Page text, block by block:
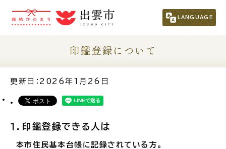
LANGUAGE
市民の方 （くらし・行政・議会）
事業者の方
観光される方
移住・定住をお考えの方
For Foreigners
印鑑登録について
更新日：2026年1月26日
１．印鑑登録できる人は
本市住民基本台帳に記録されている方。